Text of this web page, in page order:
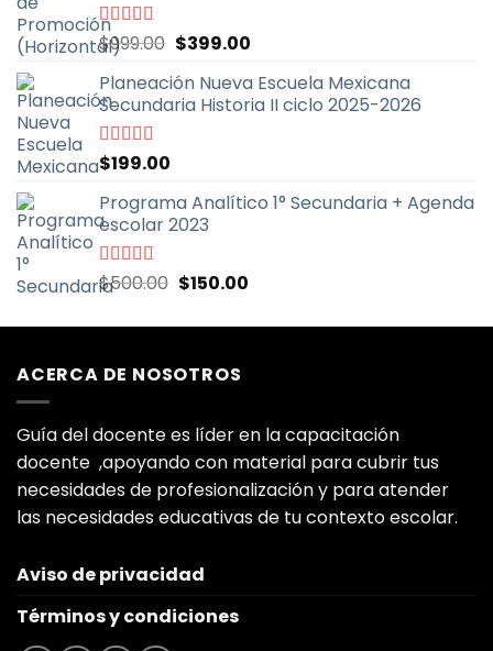
Valorado
con
5
$999.00 El
original
era:
$399.00El
actual
es:
Planeación Nueva Escuela Mexicana
Secundaria Historia II ciclo 2025-2026
Valorado
5
$199.00
Programa Analítico 1° Secundaria + Agenda
escolar 2023
Valorado
con
$500.00 El
original
$500.00.
$150.00El
actual
ACERCA DE NOSOTROS
Guía del docente es líder en la capacitación
docente ,apoyando con material para cubrir tus
necesidades de profesionalización y para atender
las necesidades educativas de tu contexto escolar.
Aviso de privacidad
Términos y condiciones